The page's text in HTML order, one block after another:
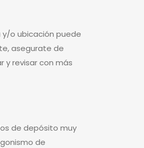
y/o ubicación puede
asegurate de
y revisar con más
de depósito muy
de